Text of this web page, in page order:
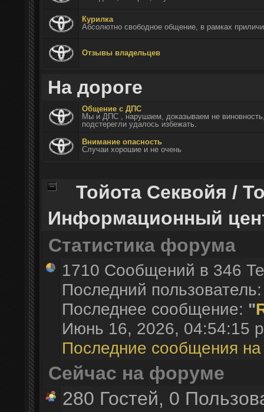
Курилка
Aбсолютно свободное общение, в рамках
Отзывы владельцев
На дороге
Общение с ДПС
Мы и ДПС , нарушаем, доказываем не
подстерегли удалось избежать.
Внимание опасность
Случаи хорошие и не очень
Тойота Секвойя /
Информационный
Статистика форума
1710 Сообщений в 346
Последний
Последнее сообщение: "
Июнь 16, 2026, 04:54:15
Последние сообщения
Сейчас на форуме
280 Гостей, 0